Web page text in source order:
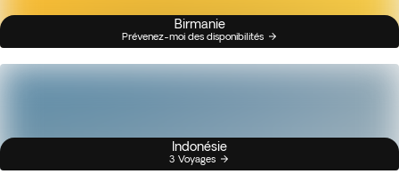
Birmanie
Prévenez-moi des disponibilités
Indonésie
3 Voyages